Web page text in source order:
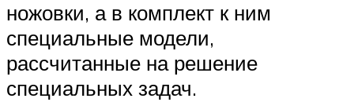
ножовки, а в комплект к ним
специальные модели,
рассчитанные на решение
специальных задач.